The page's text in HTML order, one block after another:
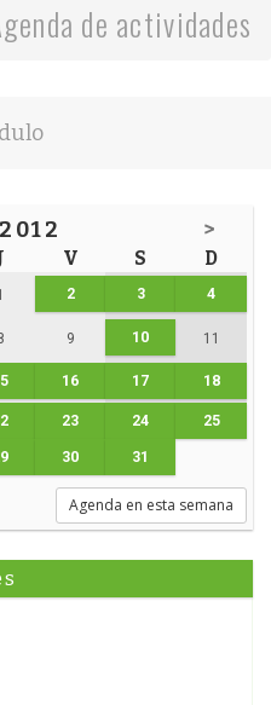
de actividades
>
V S D
2 3 4
9 10 11
16 17 18
23 24 25
30 31
Agenda en esta semana